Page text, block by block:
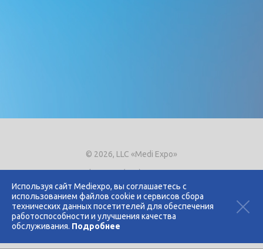
Используя сайт Mediexpo, вы соглашаетесь с
использованием файлов cookie и сервисов сбора
технических данных посетителей для обеспечения
работоспособности и улучшения качества
обслуживания. Подробнее
© 2026, LLC «Medi Expo»
Phone.+7 (495) 721-8866
E-mail:expo@mediexpo.ru
Контакты
Политика использования cookies
Политика конфиденциальности